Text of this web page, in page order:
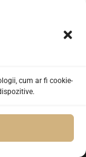
cum ar fi cookie-